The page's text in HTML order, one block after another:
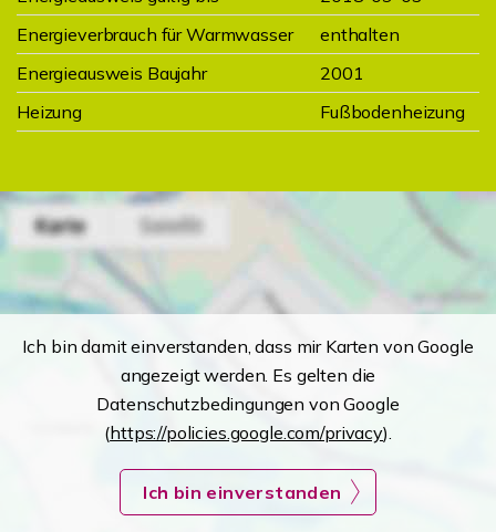
Energieverbrauch für Warmwasser
enthalten
Energieausweis Baujahr
2001
Heizung
Fußbodenheizung
Ich bin damit einverstanden, dass mir Karten von Google
angezeigt werden. Es gelten die
Datenschutzbedingungen von Google
(https://policies.google.com/privacy).
Ich bin einverstanden